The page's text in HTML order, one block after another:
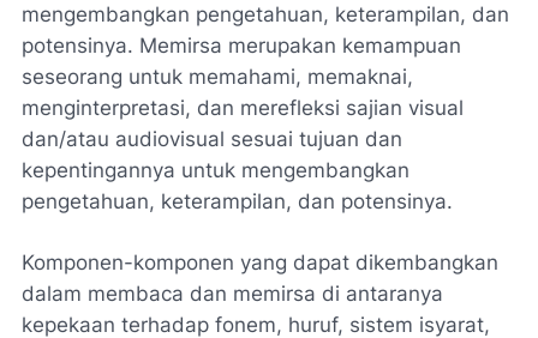
mengembangkan pengetahuan, keterampilan, dan
potensinya. Memirsa merupakan kemampuan
seseorang untuk memahami, memaknai,
menginterpretasi, dan merefleksi sajian visual
dan/atau audiovisual sesuai tujuan dan
kepentingannya untuk mengembangkan
pengetahuan, keterampilan, dan potensinya.
Komponen-komponen yang dapat dikembangkan
dalam membaca dan memirsa di antaranya
kepekaan terhadap fonem, huruf, sistem isyarat,